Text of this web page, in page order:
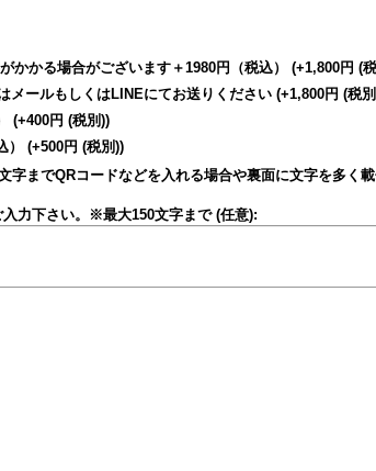
かる場合がございます＋1980円（税込） (+1,800円 (
メールもしくはLINEにてお送りください (+1,800円 (税
(+400円 (税別))
） (+500円 (税別))
字までQRコードなどを入れる場合や裏面に文字を多く
入力下さい。※最大150文字まで (任意):